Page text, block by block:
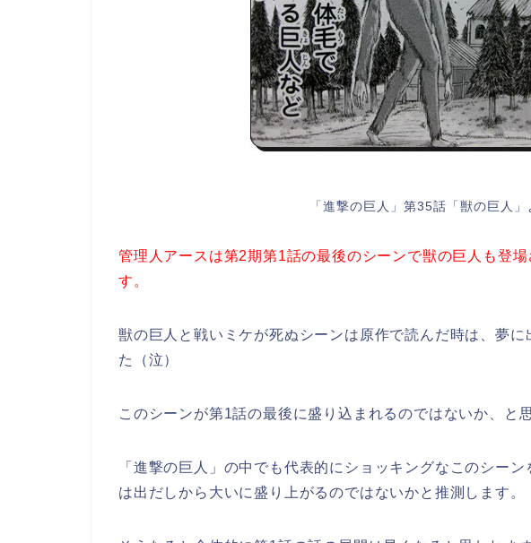
「進撃の巨人」第35話「獣の巨人」
管理人アースは第2期第1話の最後のシーンで獣の巨人も登
す。
獣の巨人と戦いミケが死ぬシーンは原作で読んだ時は、夢
た（泣）
このシーンが第1話の最後に盛り込まれるのではないか、と
「進撃の巨人」の中でも代表的にショッキングなこのシー
は出だしから大いに盛り上がるのではないかと推測します。